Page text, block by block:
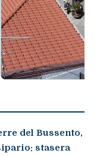
del Bussento,
stasera